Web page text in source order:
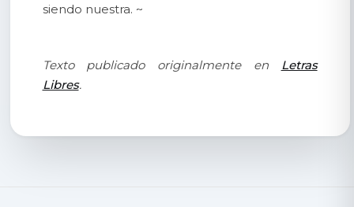
siendo nuestra. ~
Texto publicado originalmente en
Letras
Libres.